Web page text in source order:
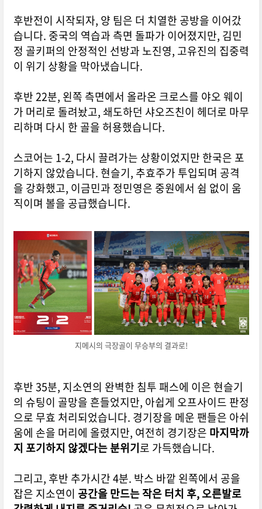
후반전이 시작되자, 양 팀은 더 치열한 공방을 이어갔
습니다. 중국의 역습과 측면 돌파가 이어졌지만, 김민
정 골키퍼의 안정적인 선방과 노진영, 고유진의 집중력
이 위기 상황을 막아냈습니다.
후반 22분, 왼쪽 측면에서 올라온 크로스를 야오 웨이
가 머리로 돌려놨고, 쇄도하던 샤오즈친이 헤더로 마무
리하며 다시 한 골을 허용했습니다.
스코어는 1-2, 다시 끌려가는 상황이었지만 한국은 포
기하지 않았습니다. 현슬기, 추효주가 투입되며 공격
을 강화했고, 이금민과 정민영은 중원에서 쉼 없이 움
직이며 볼을 공급했습니다.
지메시의 극장골이 무승부의 결과로!
후반 35분, 지소연의 완벽한 침투 패스에 이은 현슬기
의 슈팅이 골망을 흔들었지만, 아쉽게 오프사이드 판정
으로 무효 처리되었습니다. 경기장을 메운 팬들은 아쉬
움에 손을 머리에 올렸지만, 여전히 경기장은 마지막까
지 포기하지 않겠다는 분위기로 가득했습니다.
그리고, 후반 추가시간 4분. 박스 바깥 왼쪽에서 공을
잡은 지소연이 공간을 만드는 작은 터치 후, 오른발로